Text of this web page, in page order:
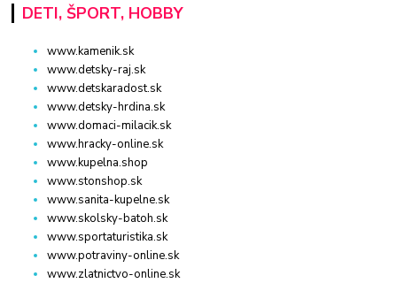
DETI, ŠPORT, HOBBY
www.kamenik.sk
www.detsky-raj.sk
www.detskaradost.sk
www.detsky-hrdina.sk
www.domaci-milacik.sk
www.hracky-online.sk
www.kupelna.shop
www.stonshop.sk
www.sanita-kupelne.sk
www.skolsky-batoh.sk
www.sportaturistika.sk
www.potraviny-online.sk
www.zlatnictvo-online.sk